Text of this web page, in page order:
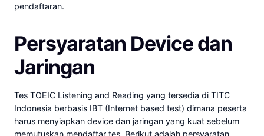
pendaftaran.
Persyaratan Device dan
Jaringan
Tes TOEIC Listening and Reading yang tersedia di TITC
Indonesia berbasis IBT (Internet based test) dimana peserta
harus menyiapkan device dan jaringan yang kuat sebelum
memutuskan mendaftar tes. Berikut adalah persyaratan